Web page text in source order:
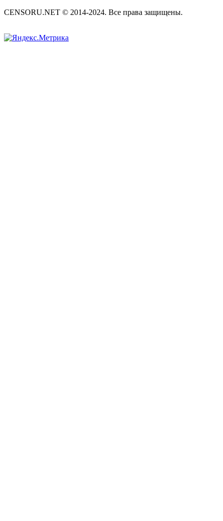
CENSORU.NET © 2014-2024. Все права защищены.